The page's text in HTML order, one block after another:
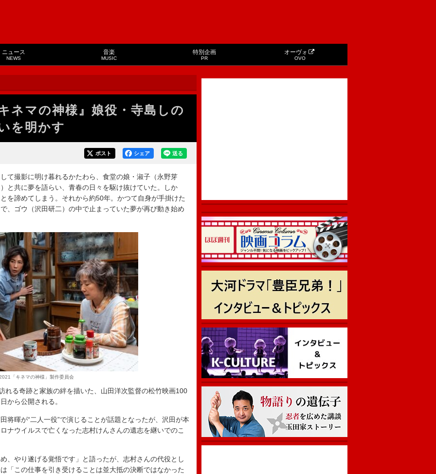
ニュース
NEWS
音楽
MUSIC
特別企画
PR
オーヴォ
OVO
ネマの神様』娘役・寺島しの
を明かす
送る
シェア
ポスト
撮影に明け暮れるかたわら、食堂の娘・淑子（永野芽
と共に夢を語らい、青春の日々を駆け抜けていた。しか
を諦めてしまう。それから約50年。かつて自身が手掛けた
、ゴウ（沢田研二）の中で止まっていた夢が再び動き始め
「キネマの神様」製作委員会
る奇跡と家族の絆を描いた、山田洋次監督の松竹映画100
から公開される。
暉が“二人一役”で演じることが話題となったが、沢田が本
ナウイルスで亡くなった志村けんさんの遺志を継いでのこ
やり遂げる覚悟です」と語ったが、志村さんの代役とし
「この仕事を引き受けることは並大抵の決断ではなかった